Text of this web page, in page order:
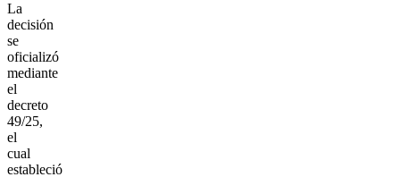
La
decisión
se
oficializó
mediante
el
decreto
49/25,
el
cual
estableció